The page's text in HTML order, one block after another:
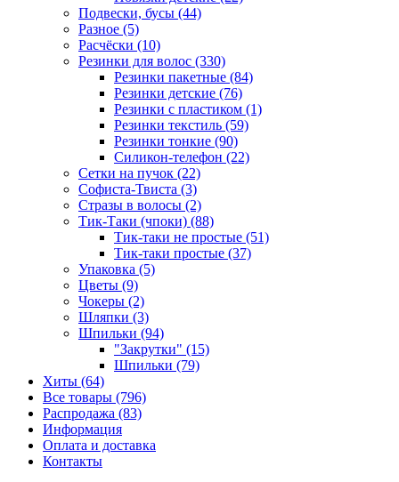
Подвески, бусы (44)
Разное (5)
Расчёски (10)
Резинки для волос (330)
Резинки пакетные (84)
Резинки детские (76)
Резинки с пластиком (1)
Резинки текстиль (59)
Резинки тонкие (90)
Силикон-телефон (22)
Сетки на пучок (22)
Софиста-Твиста (3)
Стразы в волосы (2)
Тик-Таки (чпоки) (88)
Тик-таки не простые (51)
Тик-таки простые (37)
Упаковка (5)
Цветы (9)
Чокеры (2)
Шляпки (3)
Шпильки (94)
"Закрутки" (15)
Шпильки (79)
Хиты (64)
Все товары (796)
Распродажа (83)
Информация
Оплата и доставка
Контакты